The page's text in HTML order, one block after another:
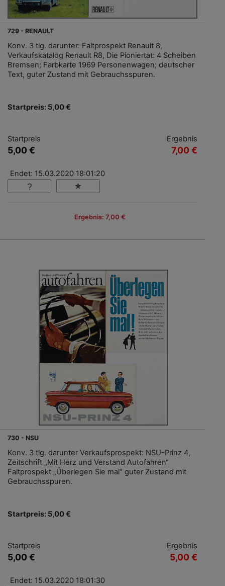
729 - RENAULT
Konv. 3 tlg. darunter: Faltprospekt Renault 8,
Verkaufskatalog Renault R8, Die Pioniertat: 4 Scheiben
Bremsen; Farbkarte 1969 Personenwagen; deutscher
Text, guter Zustand mit Gebrauchsspuren.
Startpreis: 5,00 €
Startpreis
5,00 €
Ergebnis
7,00 €
Endet: 15.03.2020 18:01:20
Ergebnis: 7,00 €
730 - NSU
Konv. 3 tlg. darunter Verkaufsprospekt: NSU-Prinz 4,
Zeitschrift „Mit Herz und Verstand Autofahren“
Faltprospekt „Überlegen Sie mal“ guter Zustand mit
Gebrauchsspuren.
Startpreis: 5,00 €
Startpreis
5,00 €
Ergebnis
5,00 €
Endet: 15.03.2020 18:01:30